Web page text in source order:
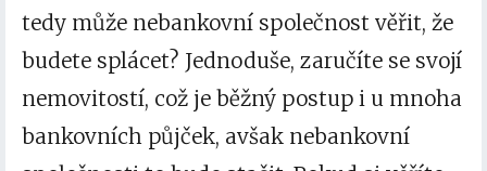
tedy může nebankovní společnost věřit, že
budete splácet? Jednoduše, zaručíte se svojí
nemovitostí, což je běžný postup i u mnoha
bankovních půjček, avšak nebankovní